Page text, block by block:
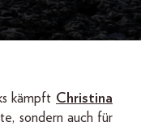
kämpft Christina
sondern auch für